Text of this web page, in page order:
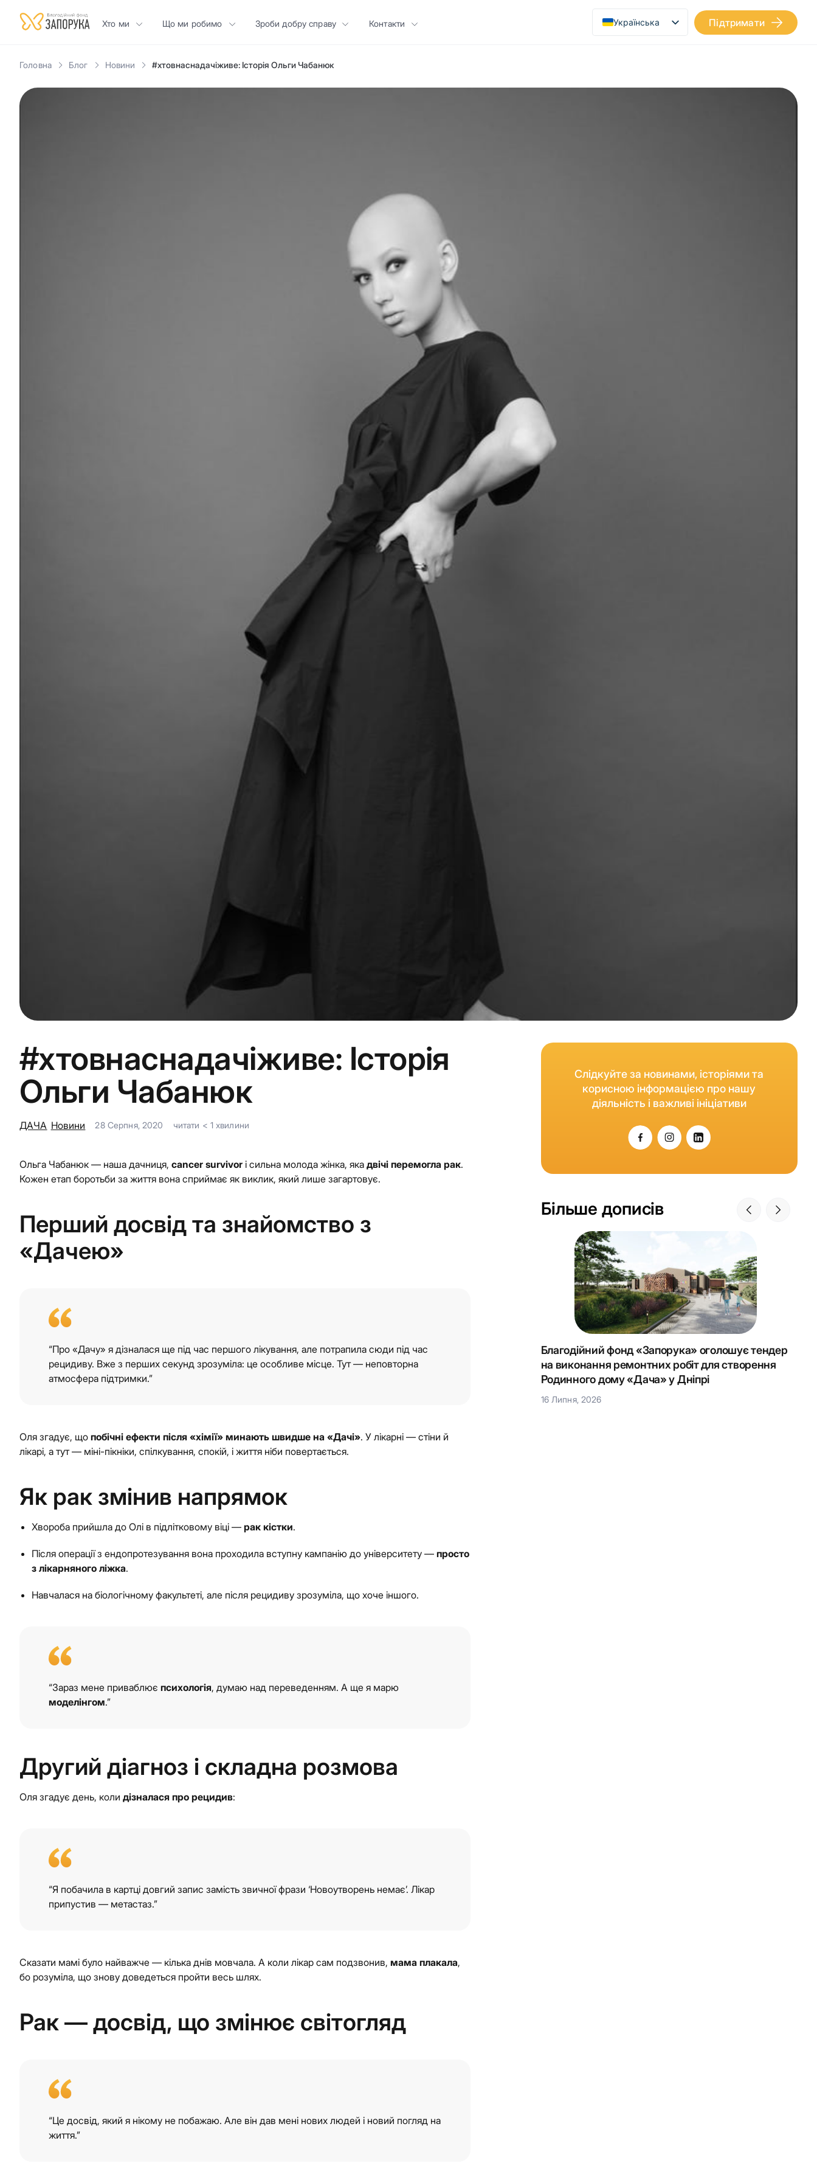
Хто ми Що ми робимо Зроби добру справу Контакти
Українська
Підтримати
Головна Блог Новини #хтовнаснадачіживе: Історія Ольги Чабанюк
#хтовнаснадачіживе: Історія
Ольги Чабанюк
ДАЧА Новини 28 Серпня, 2020 читати < 1 хвилини
Ольга Чабанюк — наша дачниця, cancer survivor і сильна молода жінка, яка двічі перемогла рак.
Кожен етап боротьби за життя вона сприймає як виклик, який лише загартовує.
Перший досвід та знайомство з
«Дачею»
“Про «Дачу» я дізналася ще під час першого лікування, але потрапила сюди під час
рецидиву. Вже з перших секунд зрозуміла: це особливе місце. Тут — неповторна
атмосфера підтримки.”
Оля згадує, що побічні ефекти після «хімії» минають швидше на «Дачі». У лікарні — стіни й
лікарі, а тут — міні-пікніки, спілкування, спокій, і життя ніби повертається.
Як рак змінив напрямок
Хвороба прийшла до Олі в підлітковому віці — рак кістки.
Після операції з ендопротезування вона проходила вступну кампанію до університету — просто
з лікарняного ліжка.
Навчалася на біологічному факультеті, але після рецидиву зрозуміла, що хоче іншого.
“Зараз мене приваблює психологія, думаю над переведенням. А ще я марю
моделінгом.”
Другий діагноз і складна розмова
Оля згадує день, коли дізналася про рецидив:
“Я побачила в картці довгий запис замість звичної фрази ‘Новоутворень немає’. Лікар
припустив — метастаз.”
Сказати мамі було найважче — кілька днів мовчала. А коли лікар сам подзвонив, мама плакала,
бо розуміла, що знову доведеться пройти весь шлях.
Рак — досвід, що змінює світогляд
“Це досвід, який я нікому не побажаю. Але він дав мені нових людей і новий погляд на
життя.”
Слідкуйте за новинами, історіями та
корисною інформацією про нашу
діяльність і важливі ініціативи
Більше дописів
Якби п’ятирічний Данило зустрів різнобарвного
єдинорога, який виконує бажання, він би точно
Благодійний фонд «Запорука» оголошує тендер
на виконання ремонтних робіт для створення
Родинного дому «Дача» у Дніпрі
16 Липня, 2026